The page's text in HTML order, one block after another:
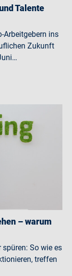
Talente
Arbeitgebern ins
Zukunft
– warum
So wie es
treffen